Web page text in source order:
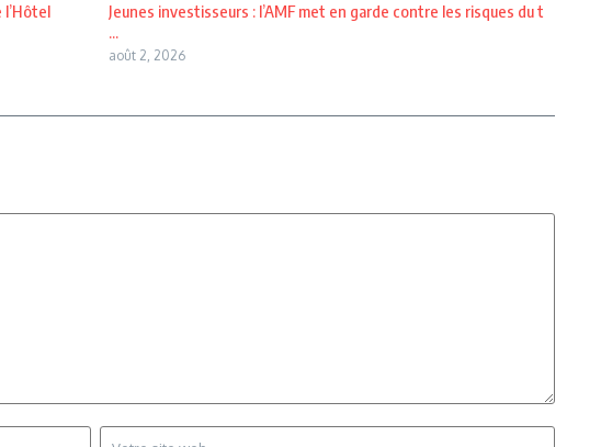
Jeunes investisseurs : l’AMF met en garde contre les risques du t
...
août 2, 2026